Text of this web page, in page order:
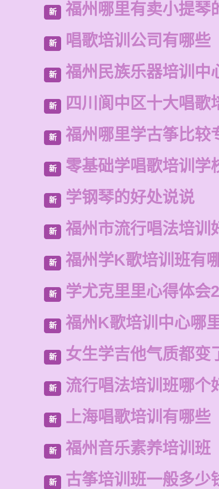
新 福州哪里有卖小提琴
新 唱歌培训公司有哪些
新 福州民族乐器培训中
新 四川阆中区十大唱歌
新 福州哪里学古筝比较
新 零基础学唱歌培训学
新 学钢琴的好处说说
新 福州市流行唱法培训
新 福州学K歌培训班有
新 学尤克里里心得体会
新 福州K歌培训中心哪
新 女生学吉他气质都变
新 流行唱法培训班哪个
新 上海唱歌培训有哪些
新 福州音乐素养培训班
新 古筝培训班一般多少